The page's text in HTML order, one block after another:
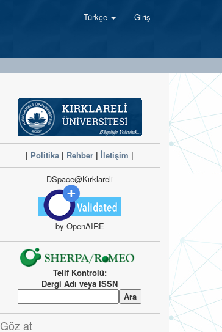
Türkçe Giriş
| Politika | Rehber |İletişim |
DSpace@Kırklareli
by OpenAIRE
Telif Kontrolü:
Dergi Adı veya ISSN
Göz at